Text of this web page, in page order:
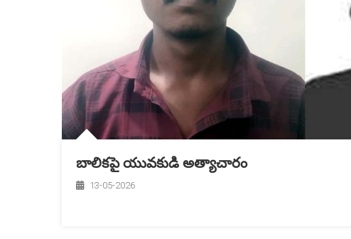
బాలికపై యువకుడి అత్యాచారం
13-05-2026